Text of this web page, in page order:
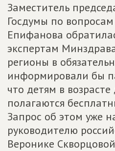
Заместитель
Госдумы по
Епифанова
экспертам
регионы в
информировали бы
что детям в
полагаются
Запрос об этом уже
руководителю
Веронике